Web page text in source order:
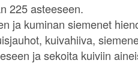
225 asteeseen.
ja kuminan siemenet
kuivahiiva,
ja sekoita kuiviin